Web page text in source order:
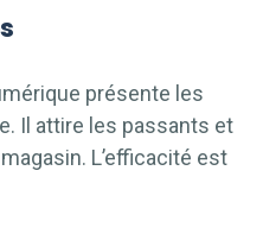
présente les
Il attire les passants et
L’efficacité est